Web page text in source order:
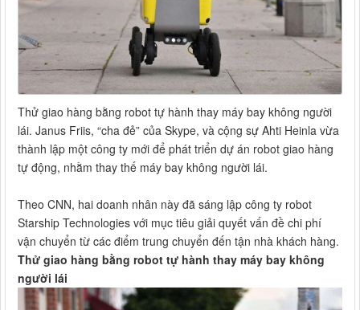
Thử giao hàng bằng robot tự hành thay máy bay không người
lái. Janus Friis, “cha đẻ” của Skype, và cộng sự Ahti Heinla vừa
thành lập một công ty mới để phát triển dự án robot giao hàng
tự động, nhằm thay thế máy bay không người lái.
Theo CNN, hai doanh nhân này đã sáng lập công ty robot
Starship Technologies với mục tiêu giải quyết vấn đề chi phí
vận chuyển từ các điểm trung chuyển đến tận nhà khách hàng.
Thử giao hàng bằng robot tự hành thay máy bay không
người lái